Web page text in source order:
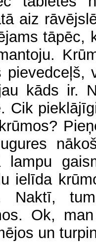
aiz
tāpēc,
pievedceļš,
kāds ir.
Cik
lampu
ielīda
Naktī,
Ok,
un